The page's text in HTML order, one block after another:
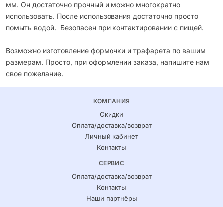
мм. Он достаточно прочный и можно многократно
использовать. После использования достаточно просто
помыть водой. Безопасен при контактировании с пищей.
Возможно изготовление формочки и трафарета по вашим
размерам. Просто, при оформлении заказа, напишите нам
свое пожелание.
КОМПАНИЯ
Скидки
Оплата/доставка/возврат
Личный кабинет
Контакты
СЕРВИС
Оплата/доставка/возврат
Контакты
Наши партнёры